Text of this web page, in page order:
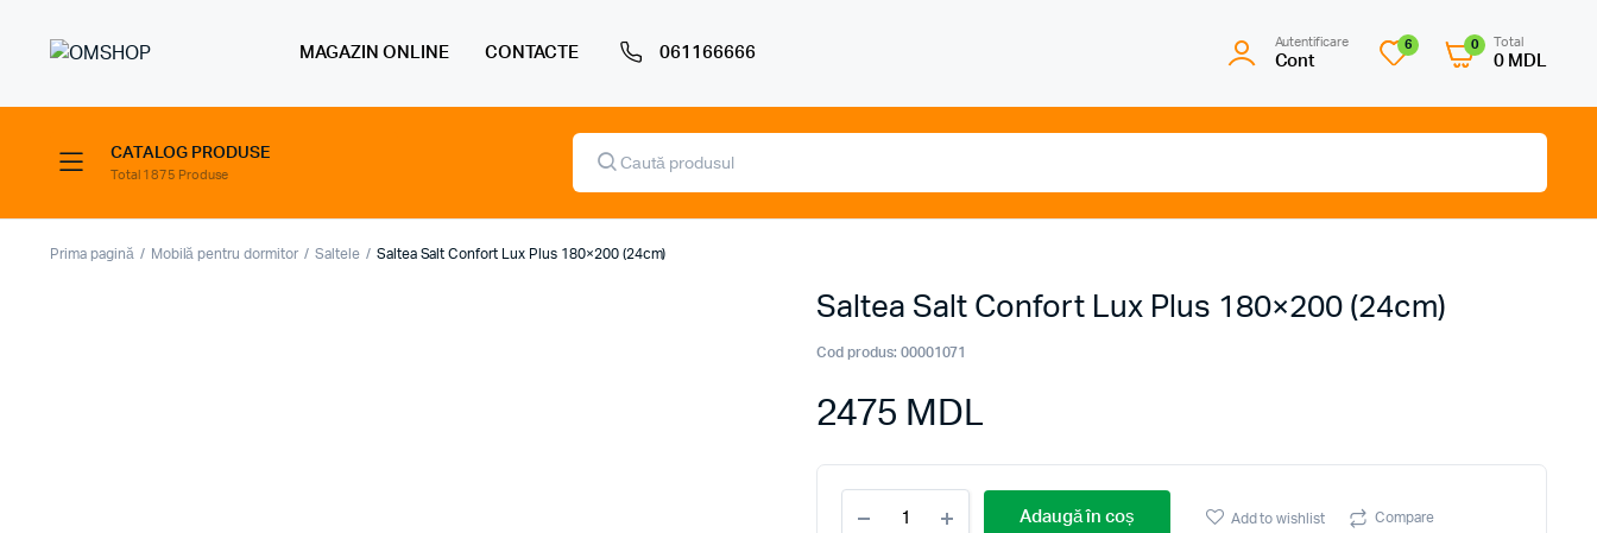
MAGAZIN ONLINE CONTACTE 061166666
Autentificare
Cont
6 0 Total
0 MDL
CATALOG PRODUSE
Total 1875 Produse
Products
search
Prima pagină Mobilă pentru dormitor Saltele Saltea Salt Confort Lux Plus 180×200 (24cm)
Saltea Salt Confort Lux Plus 180×200 (24cm)
Cod produs: 00001071
2475 MDL
Salt
Adaugă în coș Add to wishlist Compare